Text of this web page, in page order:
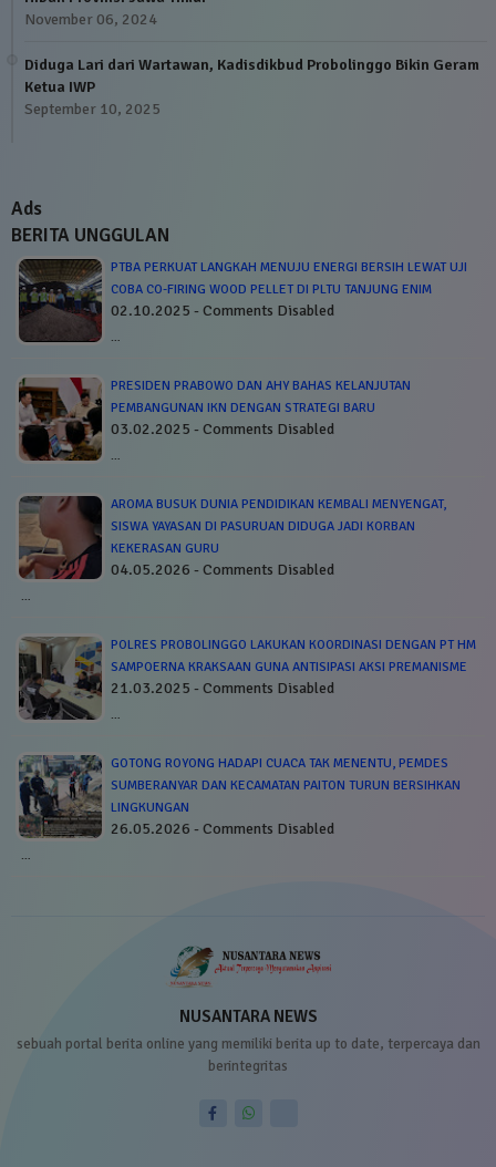
November 06, 2024
Diduga Lari dari Wartawan, Kadisdikbud Probolinggo Bikin Geram
Ketua IWP
September 10, 2025
Ads
BERITA UNGGULAN
PTBA PERKUAT LANGKAH MENUJU ENERGI BERSIH LEWAT UJI
COBA CO-FIRING WOOD PELLET DI PLTU TANJUNG ENIM
02.10.2025 - Comments Disabled
…
PRESIDEN PRABOWO DAN AHY BAHAS KELANJUTAN
PEMBANGUNAN IKN DENGAN STRATEGI BARU
03.02.2025 - Comments Disabled
…
‎AROMA BUSUK DUNIA PENDIDIKAN KEMBALI MENYENGAT,
SISWA YAYASAN DI PASURUAN DIDUGA JADI KORBAN
KEKERASAN GURU
04.05.2026 - Comments Disabled
…
POLRES PROBOLINGGO LAKUKAN KOORDINASI DENGAN PT HM
SAMPOERNA KRAKSAAN GUNA ANTISIPASI AKSI PREMANISME
21.03.2025 - Comments Disabled
…
GOTONG ROYONG HADAPI CUACA TAK MENENTU, PEMDES
SUMBERANYAR DAN KECAMATAN PAITON TURUN BERSIHKAN
LINGKUNGAN
26.05.2026 - Comments Disabled
…
NUSANTARA NEWS
sebuah portal berita online yang memiliki berita up to date, terpercaya dan
berintegritas